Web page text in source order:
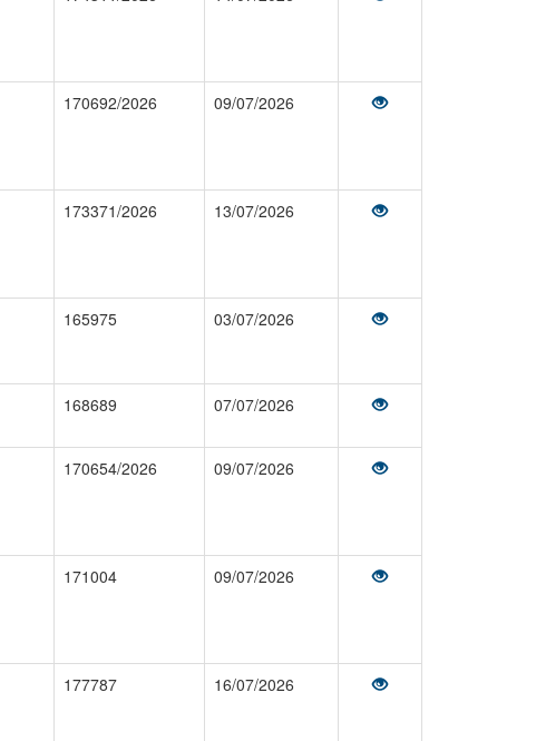
170692/2026 09/07/2026
173371/2026 13/07/2026
165975 03/07/2026
168689 07/07/2026
170654/2026 09/07/2026
171004 09/07/2026
177787 16/07/2026